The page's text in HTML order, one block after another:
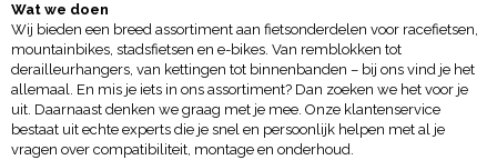
Wat we doen
Wij bieden een breed assortiment aan fietsonderdelen voor racefietsen,
mountainbikes, stadsfietsen en e-bikes. Van remblokken tot
derailleurhangers, van kettingen tot binnenbanden – bij ons vind je het
allemaal. En mis je iets in ons assortiment? Dan zoeken we het voor je
uit. Daarnaast denken we graag met je mee. Onze klantenservice
bestaat uit echte experts die je snel en persoonlijk helpen met al je
vragen over compatibiliteit, montage en onderhoud.